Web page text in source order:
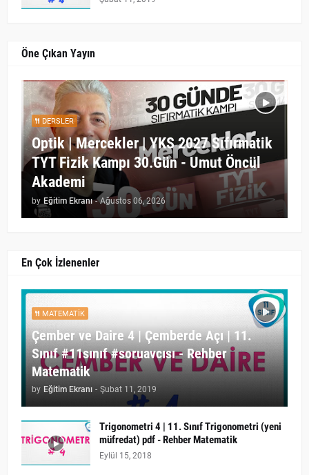
Öne Çıkan Yayın
DERSLER
Optik | Mercekler | YKS 2027 Sıfırmatik
TYT Fizik Kampı 30.Gün - Umut Öncül
Akademi
by Eğitim Ekranı - Ağustos 06, 2026
En Çok İzlenenler
MATEMATIK
Çember ve Daire 4 | Çemberde Açı | 11.
Sınıf #11sınıf #soruavcısı - Rehber
Matematik
by Eğitim Ekranı - Şubat 11, 2019
Trigonometri 4 | 11. Sınıf Trigonometri (yeni
müfredat) pdf - Rehber Matematik
Eylül 15, 2018